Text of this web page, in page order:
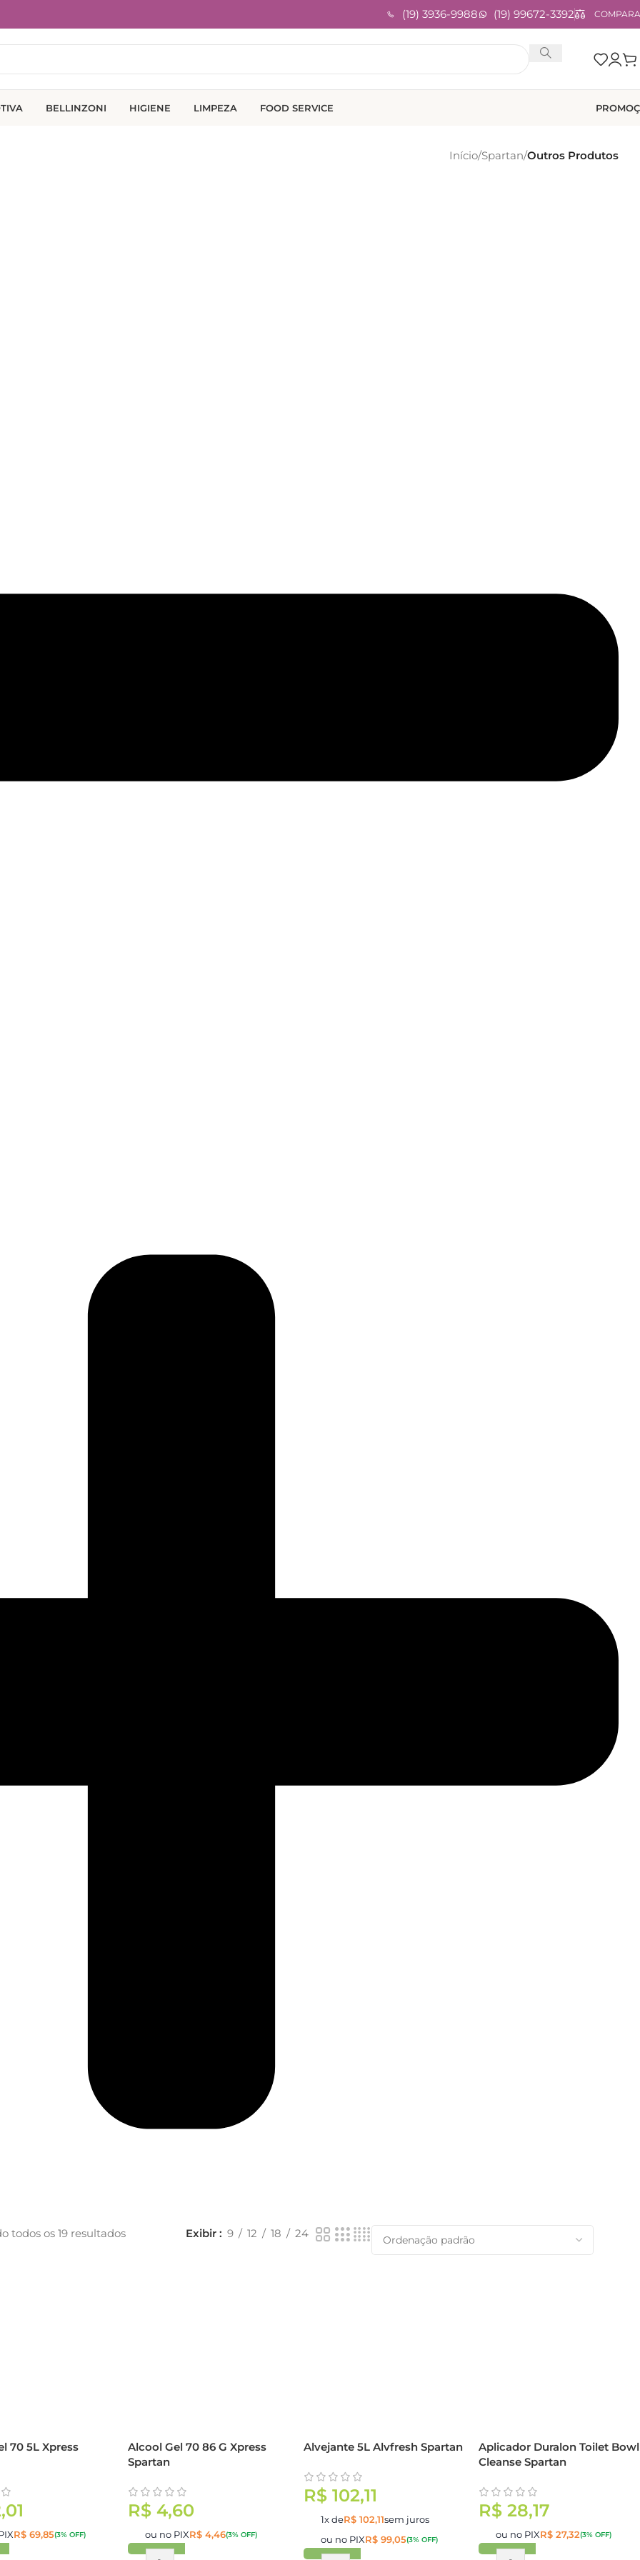
(19) 3936-9988 (19) 99672-3392
BELLINZONI HIGIENE LIMPEZA FOOD SERVICE
Início/Spartan/Outros Produtos
todos os 19 resultados Exibir 9 12 18 24
70 5L Xpress
R$ 69,85(3% OFF)
Alcool Gel 70 86 G Xpress
Spartan
R$4,60
ou no PIXR$4,46(3% OFF)
Alvejante 5L Alvfresh Spartan
R$102,11
1x deR$102,11sem juros
ou no PIXR$99,05(3% OFF)
Aplicador Duralon Toilet Bowl
Cleanse Spartan
R$ 28,17
ou no PIXR$ 27,32(3% OFF)